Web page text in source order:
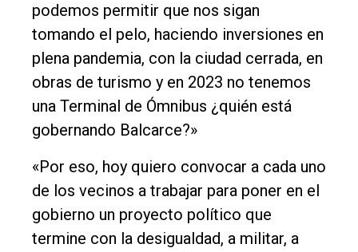
podemos permitir que nos sigan
tomando el pelo, haciendo inversiones en
plena pandemia, con la ciudad cerrada, en
obras de turismo y en 2023 no tenemos
una Terminal de Ómnibus ¿quién está
gobernando Balcarce?»
«Por eso, hoy quiero convocar a cada uno
de los vecinos a trabajar para poner en el
gobierno un proyecto político que
termine con la desigualdad, a militar, a